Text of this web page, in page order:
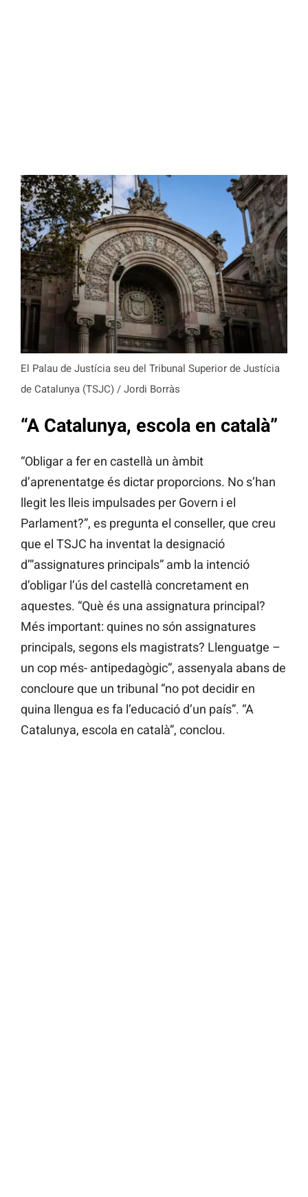
El Palau de Justícia seu del Tribunal Superior de Justícia
de Catalunya (TSJC) / Jordi Borràs
“A Catalunya, escola en català”
“Obligar a fer en castellà un àmbit
d’aprenentatge és dictar proporcions. No s’han
llegit les lleis impulsades per Govern i el
Parlament?”, es pregunta el conseller, que creu
que el TSJC ha inventat la designació
d’”assignatures principals” amb la intenció
d’obligar l’ús del castellà concretament en
aquestes. “Què és una assignatura principal?
Més important: quines no són assignatures
principals, segons els magistrats? Llenguatge –
un cop més- antipedagògic”, assenyala abans de
concloure que un tribunal “no pot decidir en
quina llengua es fa l’educació d’un país”. “A
Catalunya, escola en català”, conclou.